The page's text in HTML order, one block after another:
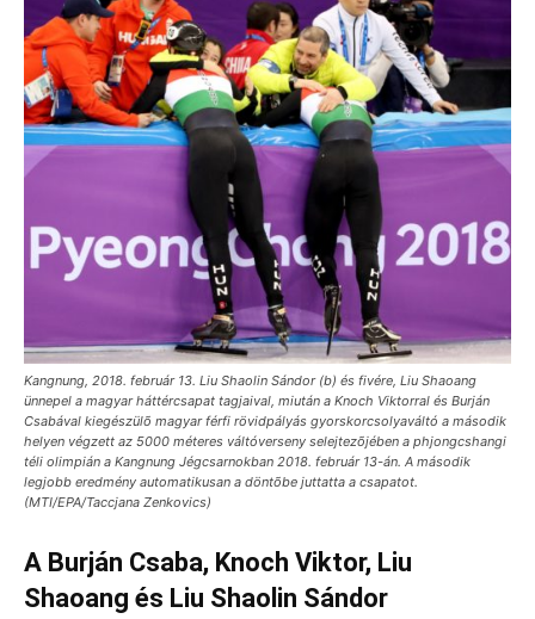
Kangnung, 2018. február 13. Liu Shaolin Sándor (b) és fivére, Liu Shaoang
ünnepel a magyar háttércsapat tagjaival, miután a Knoch Viktorral és Burján
Csabával kiegészülõ magyar férfi rövidpályás gyorskorcsolyaváltó a második
helyen végzett az 5000 méteres váltóverseny selejtezõjében a phjongcshangi
téli olimpián a Kangnung Jégcsarnokban 2018. február 13-án. A második
legjobb eredmény automatikusan a döntõbe juttatta a csapatot.
(MTI/EPA/Taccjana Zenkovics)
A Burján Csaba, Knoch Viktor, Liu
Shaoang és Liu Shaolin Sándor